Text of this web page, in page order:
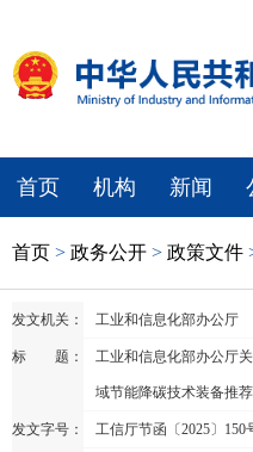
首页 机构 新闻
首页 > 政务公开 > 政策文件
发文机关： 工业和信息化部办公厅
标 题： 工业和信息化部办公厅
域节能降碳技术装备推
发文字号： 工信厅节函〔2025〕150